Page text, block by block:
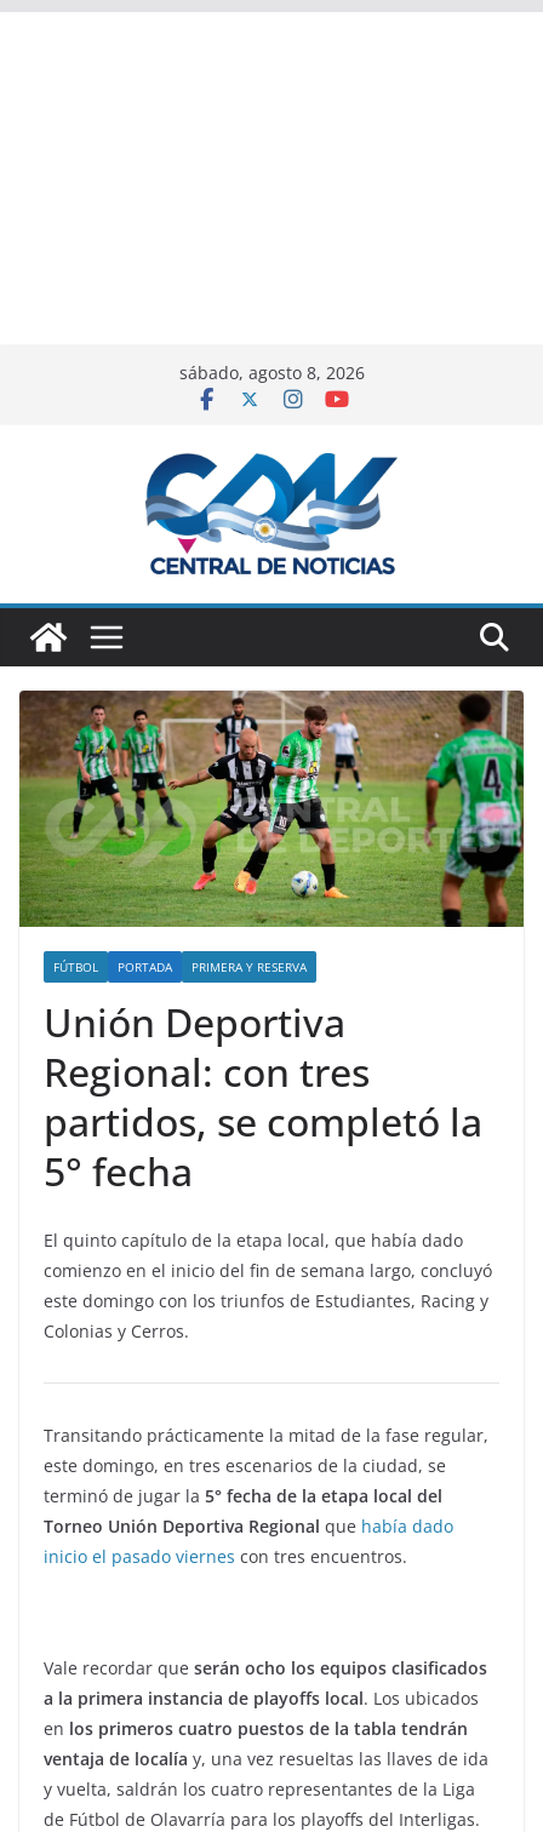
sábado, agosto 8, 2026
FÚTBOL PORTADA PRIMERA Y RESERVA
Unión Deportiva
Regional: con tres
partidos, se completó la
5° fecha
El quinto capítulo de la etapa local, que había dado
comienzo en el inicio del fin de semana largo, concluyó
este domingo con los triunfos de Estudiantes, Racing y
Colonias y Cerros.
Transitando prácticamente la mitad de la fase regular,
este domingo, en tres escenarios de la ciudad, se
terminó de jugar la 5° fecha de la etapa local del
Torneo Unión Deportiva Regional que había dado
inicio el pasado viernes con tres encuentros.
Vale recordar que serán ocho los equipos clasificados
a la primera instancia de playoffs local. Los ubicados
en los primeros cuatro puestos de la tabla tendrán
ventaja de localía y, una vez resueltas las llaves de ida
y vuelta, saldrán los cuatro representantes de la Liga
de Fútbol de Olavarría para los playoffs del Interligas.